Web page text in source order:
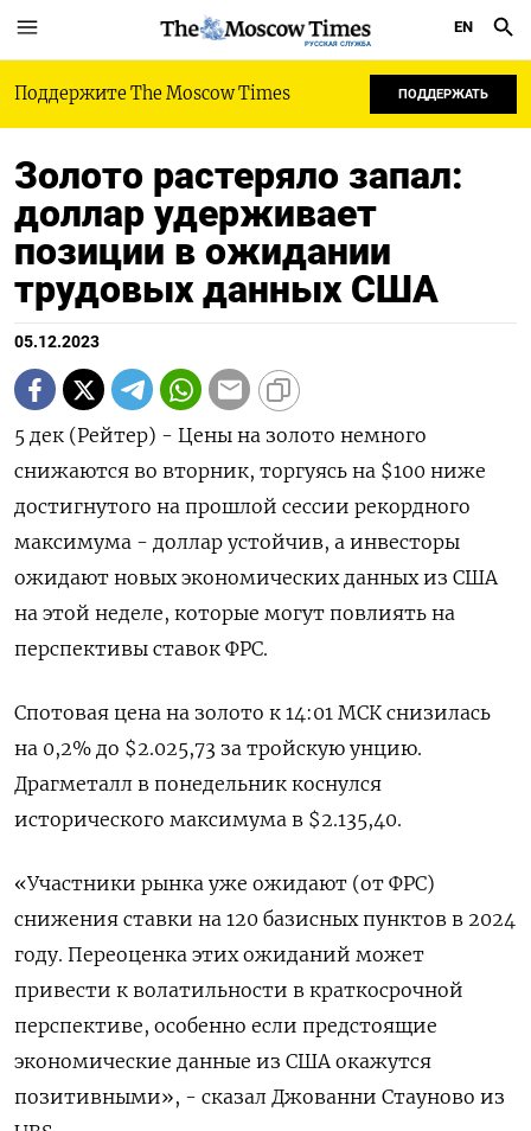
РУССКАЯ СЛУЖБА
EN
Поддержите The Moscow Times ПОДДЕРЖАТЬ
Золото растеряло запал:
доллар удерживает
позиции в ожидании
трудовых данных США
05.12.2023
5 дек (Рейтер) - Цены на золото немного
снижаются во вторник, торгуясь на $100 ниже
достигнутого на прошлой сессии рекордного
максимума - доллар устойчив, а инвесторы
ожидают новых экономических данных из США
на этой неделе, которые могут повлиять на
перспективы ставок ФРС.
Спотовая цена на золото к 14:01 МСК снизилась
на 0,2% до $2.025,73​ за тройскую унцию.
Драгметалл в понедельник коснулся
исторического максимума в $2.135,40.
«Участники рынка уже ожидают (от ФРС)
снижения ставки на 120 базисных пунктов в 2024
году. Переоценка этих ожиданий может
привести к волатильности в краткосрочной
перспективе, особенно если предстоящие
экономические данные из США окажутся
позитивными», - сказал Джованни Стауново из